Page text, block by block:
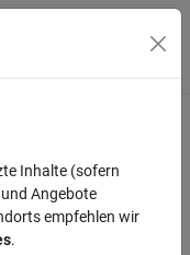
task
Inhalte (sofern
Angebote
empfehlen wir
.